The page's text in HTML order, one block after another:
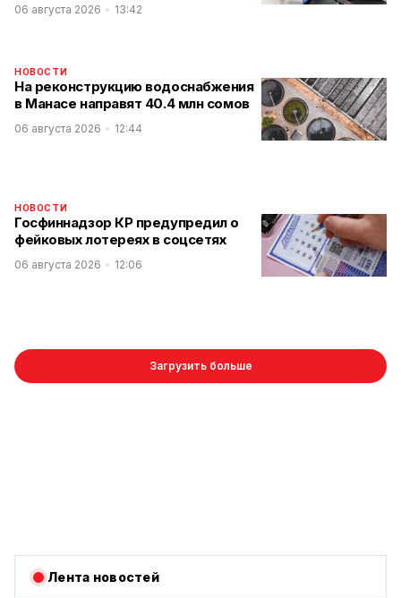
06 августа 2026 13:42
НОВОСТИ
На реконструкцию водоснабжения
в Манасе направят 40.4 млн сомов
06 августа 2026 12:44
НОВОСТИ
Госфиннадзор КР предупредил о
фейковых лотереях в соцсетях
06 августа 2026 12:06
Загрузить больше
Лента новостей